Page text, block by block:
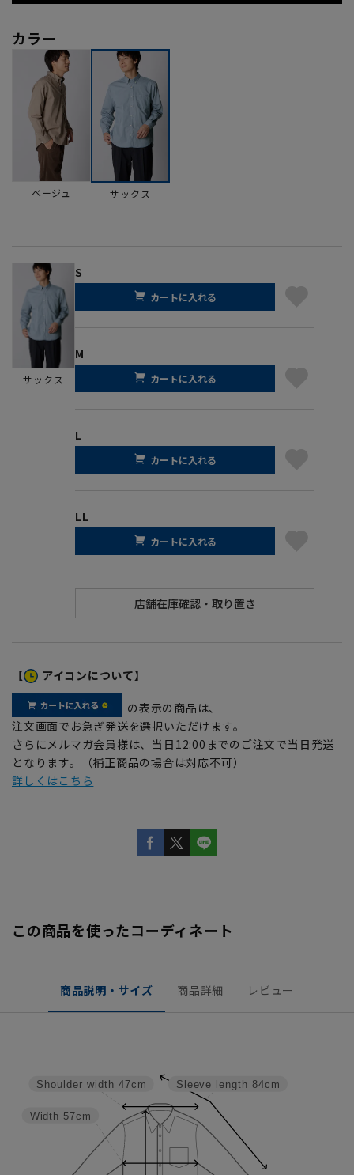
カラー
ベージュ サックス
サックス
S
カートに入れる
M
カートに入れる
L
カートに入れる
LL
カートに入れる
【 アイコンについて】
の表示の商品は、
注文画面でお急ぎ発送を選択いただけます。
さらにメルマガ会員様は、当日12:00までのご注文で当日発送
となります。（補正商品の場合は対応不可）
詳しくはこちら
この商品を使ったコーディネート
商品説明・サイズ 商品詳細 レビュー
Sleeve length 84cm
Width 57cm
Shoulder width 47cm